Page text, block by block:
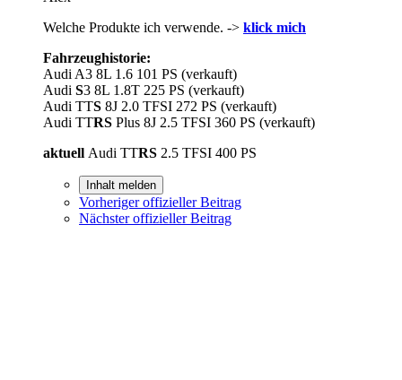
Welche Produkte ich verwende. -> klick mich
Fahrzeughistorie:
Audi A3 8L 1.6 101 PS (verkauft)
Audi S3 8L 1.8T 225 PS (verkauft)
Audi TTS 8J 2.0 TFSI 272 PS (verkauft)
Audi TTRS Plus 8J 2.5 TFSI 360 PS (verkauft)
aktuell Audi TTRS 2.5 TFSI 400 PS
Inhalt melden
Vorheriger offizieller Beitrag
Nächster offizieller Beitrag